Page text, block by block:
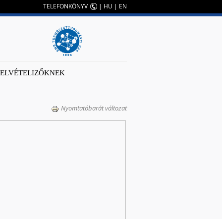
TELEFONKÖNYV | HU | EN
Nyomtatóbarát változat